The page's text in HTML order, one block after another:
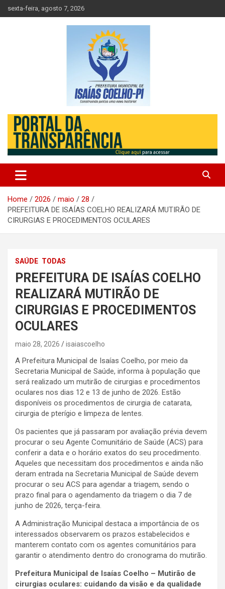
to
sexta-feira, agosto 7, 2026
Prefeitura Municipal de Isaias
Coelho
Home 2026 maio
28
PREFEITURA DE ISAÍAS COELHO REALIZARÁ MUTIRÃO DE
CIRURGIAS E PROCEDIMENTOS OCULARES
SAÚDE TODAS
PREFEITURA DE ISAÍAS COELHO
REALIZARÁ MUTIRÃO DE
CIRURGIAS E PROCEDIMENTOS
OCULARES
maio 28, 2026 isaiascoelho
A Prefeitura Municipal de Isaías Coelho, por meio da
Secretaria Municipal de Saúde, informa à população que
será realizado um mutirão de cirurgias e procedimentos
oculares nos dias 12 e 13 de junho de 2026. Estão
disponíveis os procedimentos de cirurgia de catarata,
cirurgia de pterígio e limpeza de lentes.
Os pacientes que já passaram por avaliação prévia devem
procurar o seu Agente Comunitário de Saúde (ACS) para
conferir a data e o horário exatos do seu procedimento.
Aqueles que necessitam dos procedimentos e ainda não
deram entrada na Secretaria Municipal de Saúde devem
procurar o seu ACS para agendar a triagem, sendo o
prazo final para o agendamento da triagem o dia 7 de
junho de 2026, terça-feira.
A Administração Municipal destaca a importância de os
interessados observarem os prazos estabelecidos e
manterem contato com os agentes comunitários para
garantir o atendimento dentro do cronograma do mutirão.
Prefeitura Municipal de Isaías Coelho – Mutirão de
cirurgias oculares: cuidando da visão e da qualidade